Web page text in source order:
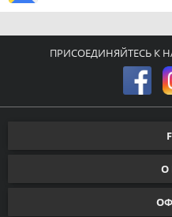
ПРИСОЕДИНЯЙТЕСЬ К
О